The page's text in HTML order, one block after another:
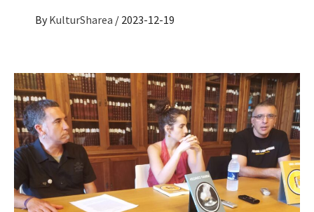
By KulturSharea / 2023-12-19